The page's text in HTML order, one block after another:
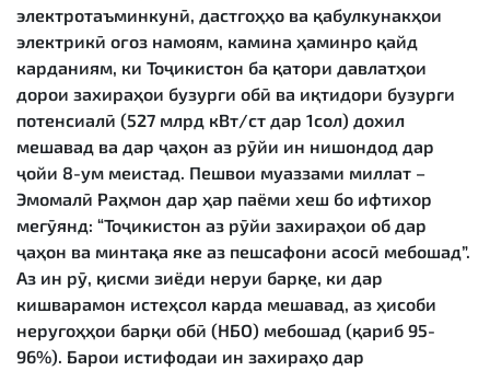
электротаъминкунӣ, дастгоҳҳо ва қабулкунакҳои
электрикӣ оғоз намоям, камина ҳаминро қайд
карданиям, ки Тоҷикистон ба қатори давлатҳои
дорои захираҳои бузурги обӣ ва иқтидори бузурги
потенсиалӣ (527 млрд кВт/ст дар 1сол) дохил
мешавад ва дар ҷаҳон аз рӯйи ин нишондод дар
ҷойи 8-ум меистад. Пешвои муаззами миллат –
Эмомалӣ Раҳмон дар ҳар паёми хеш бо ифтихор
мегӯянд: “Тоҷикистон аз рӯйи захираҳои об дар
ҷаҳон ва минтақа яке аз пешсафони асосӣ мебошад”.
Аз ин рӯ, қисми зиёди неруи барқе, ки дар
кишварамон истеҳсол карда мешавад, аз ҳисоби
неругоҳҳои барқи обӣ (НБО) мебошад (қариб 95-
96%). Барои истифодаи ин захираҳо дар